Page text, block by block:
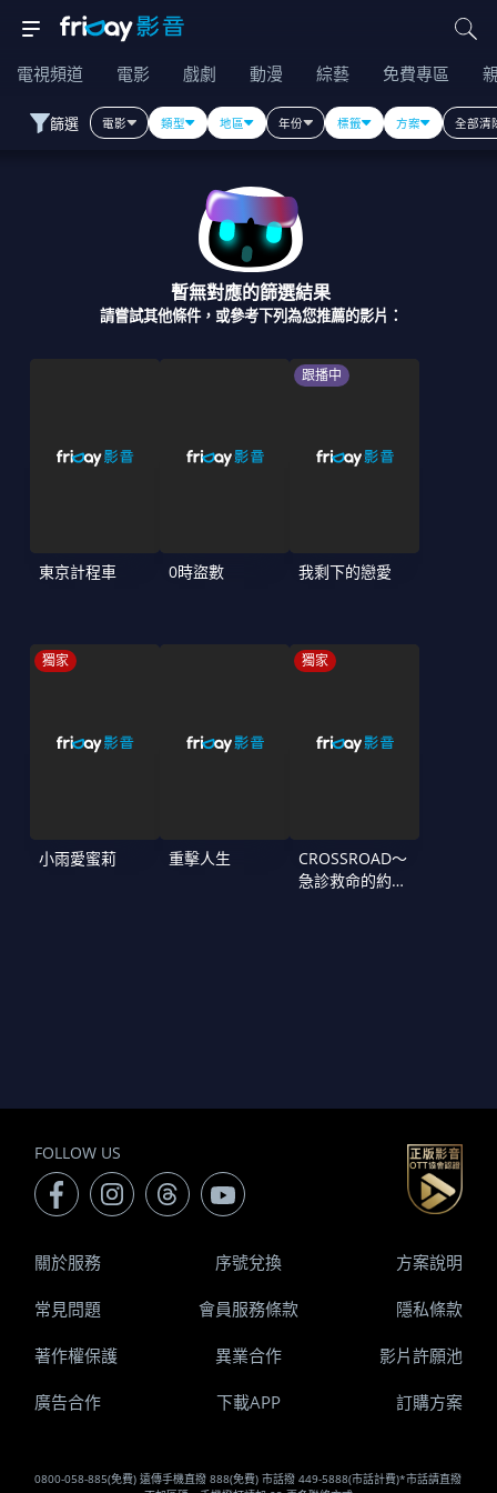
電視頻道 電影 戲劇 動漫 綜藝 免費專區
篩選 電影 類型 地區 年份 標籤 方案 全部清
暫無對應的篩選結果
請嘗試其他條件，或參考下列為您推薦的影片：
東京計程車 0時盜數
跟播中
我剩下的戀愛
獨家
小雨愛蜜莉 重擊人生
獨家
CROSSROAD～
急診救命的約定
FOLLOW US
0800-058-885(免費) 遠傳手機直撥 888(免費) 市話撥 449-5888(市話計費)*市話請直撥
關於服務 序號兌換 方案說明
常見問題 會員服務條款 隱私條款
著作權保護 異業合作 影片許願池
廣告合作 下載APP 訂購方案